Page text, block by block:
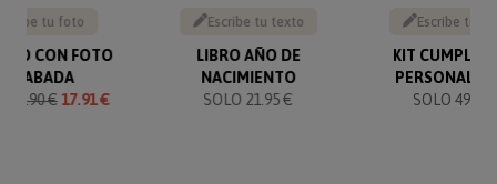
Sube tu foto
CON FOTO
GRABADA
19.90 €17.91 €
Escribe tu texto
LIBRO AÑO DE
NACIMIENTO
SOLO 21.95 €
Escribe tu
KIT
SOLO 49.90